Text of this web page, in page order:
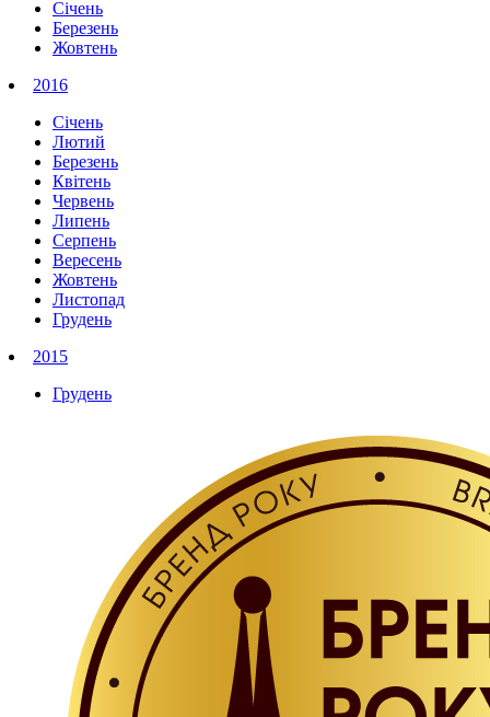
Січень
Березень
Жовтень
2016
Січень
Лютий
Березень
Квітень
Червень
Липень
Серпень
Вересень
Жовтень
Листопад
Грудень
2015
Грудень